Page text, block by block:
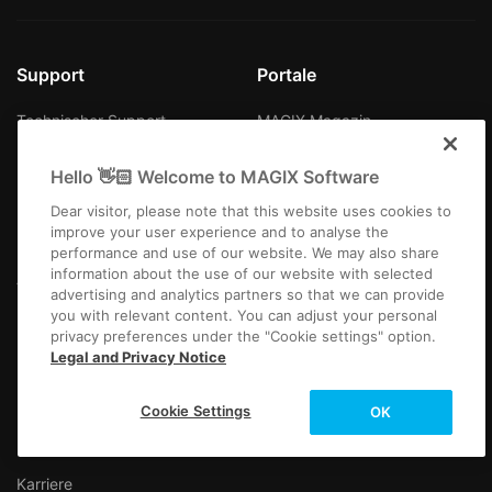
Support
Technischer Support
Partner
Affiliate
Portale
MAGIX Magazin
Über MAGIX
Karriere
Hello 👋🏻 Welcome to MAGIX Software
Dear visitor, please note that this website uses cookies to
improve your user experience and to analyse the
performance and use of our website. We may also share
information about the use of our website with selected
advertising and analytics partners so that we can provide
you with relevant content. You can adjust your personal
privacy preferences under the "Cookie settings" option.
Legal and Privacy Notice
OK
Cookie Settings